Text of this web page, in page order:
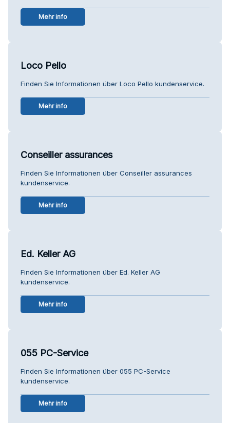
Mehr info
Loco Pello
Finden Sie Informationen über Loco Pello kundenservice.
Mehr info
Conseiller assurances
Finden Sie Informationen über Conseiller assurances
kundenservice.
Mehr info
Ed. Keller AG
Finden Sie Informationen über Ed. Keller AG
kundenservice.
Mehr info
055 PC-Service
Finden Sie Informationen über 055 PC-Service
kundenservice.
Mehr info